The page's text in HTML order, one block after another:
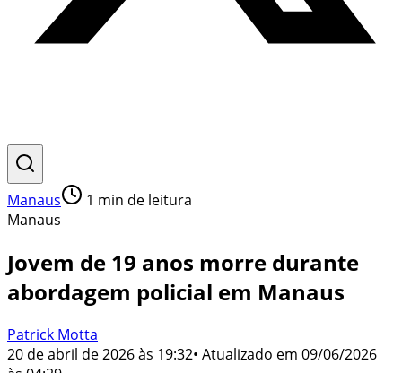
Manaus 1 min de leitura
Manaus
Jovem de 19 anos morre durante
abordagem policial em Manaus
Patrick Motta
20 de abril de 2026 às 19:32• Atualizado em 09/06/2026